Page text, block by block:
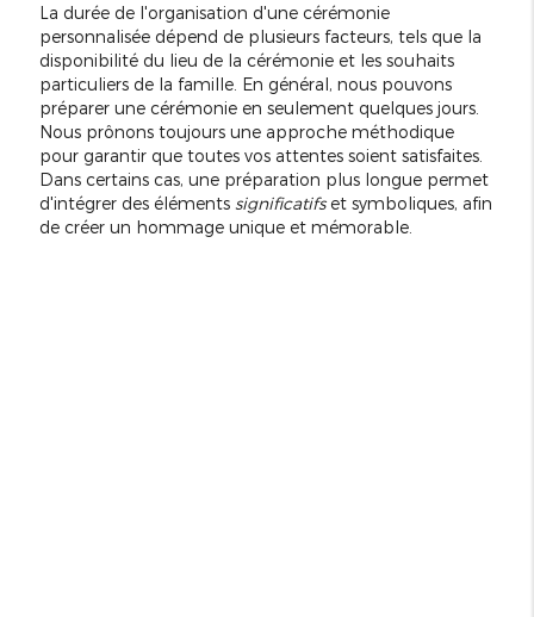
La durée de l'organisation d'une cérémonie
personnalisée dépend de plusieurs facteurs, tels que la
disponibilité du lieu de la cérémonie et les souhaits
particuliers de la famille. En général, nous pouvons
préparer une cérémonie en seulement quelques jours.
Nous prônons toujours une approche méthodique
pour garantir que toutes vos attentes soient satisfaites.
Dans certains cas, une préparation plus longue permet
d'intégrer des éléments significatifset symboliques, afin
de créer un hommage unique et mémorable.